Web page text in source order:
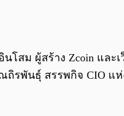
สม ผู้สร้าง Zcoin และ
ถิรพันธุ์ สรรพกิจ CIO แ